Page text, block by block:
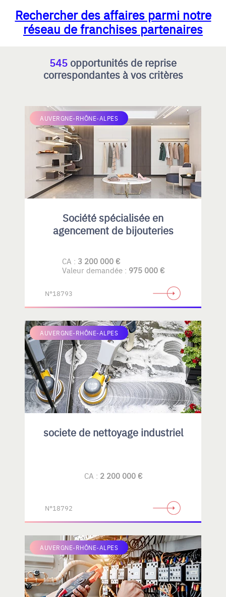
Rechercher des affaires parmi notre
réseau de franchises partenaires
545 opportunités de reprise
correspondantes à vos critères
AUVERGNE-RHÔNE-ALPES
Société spécialisée en
agencement de bijouteries
CA : 3 200 000 €
Valeur demandée : 975 000 €
N°18793
AUVERGNE-RHÔNE-ALPES
societe de nettoyage industriel
CA : 2 200 000 €
N°18792
AUVERGNE-RHÔNE-ALPES